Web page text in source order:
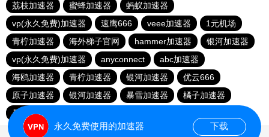
荔枝加速器
蜜蜂加速器
蚂蚁加速器
vp(永久免费)加速器
速鹰666 veee加速器
1元机场
青柠加速器
海外梯子官网 hammer加速器
银河加速器
vp(永久免费)加速器
anyconnect
abc加速器
海鸥加速器
青柠加速器 银河加速器
优云666
原子加速器
银河加速器 暴雪加速器
橘子加速器
暴雪加速器
永久免费使用的加速器 下载